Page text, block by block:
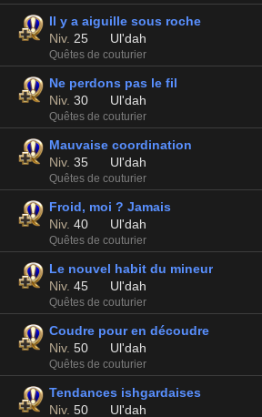
Il y a aiguille sous roche
Niv. 25 Ul'dah
Quêtes de couturier
Ne perdons pas le fil
Niv. 30 Ul'dah
Quêtes de couturier
Mauvaise coordination
Niv. 35 Ul'dah
Quêtes de couturier
Froid, moi ? Jamais
Niv. 40 Ul'dah
Quêtes de couturier
Le nouvel habit du mineur
Niv. 45 Ul'dah
Quêtes de couturier
Coudre pour en découdre
Niv. 50 Ul'dah
Quêtes de couturier
Tendances ishgardaises
Niv. 50 Ul'dah